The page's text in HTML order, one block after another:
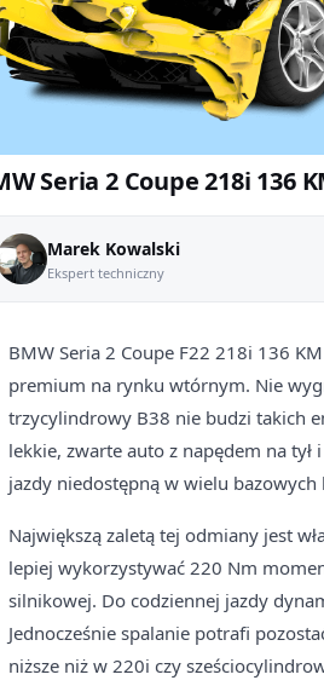
Seria 2 Coupe 218i 136
Marek Kowalski
Ekspert techniczny
BMW Seria 2 Coupe F22 218i 136
premium na rynku wtórnym. Nie
trzycylindrowy B38 nie budzi takich
lekkie, zwarte auto z napędem na
jazdy niedostępną w wielu
Największą zaletą tej odmiany jest
lepiej wykorzystywać 220 Nm
silnikowej. Do codziennej jazdy
Jednocześnie spalanie potrafi
niższe niż w 220i czy